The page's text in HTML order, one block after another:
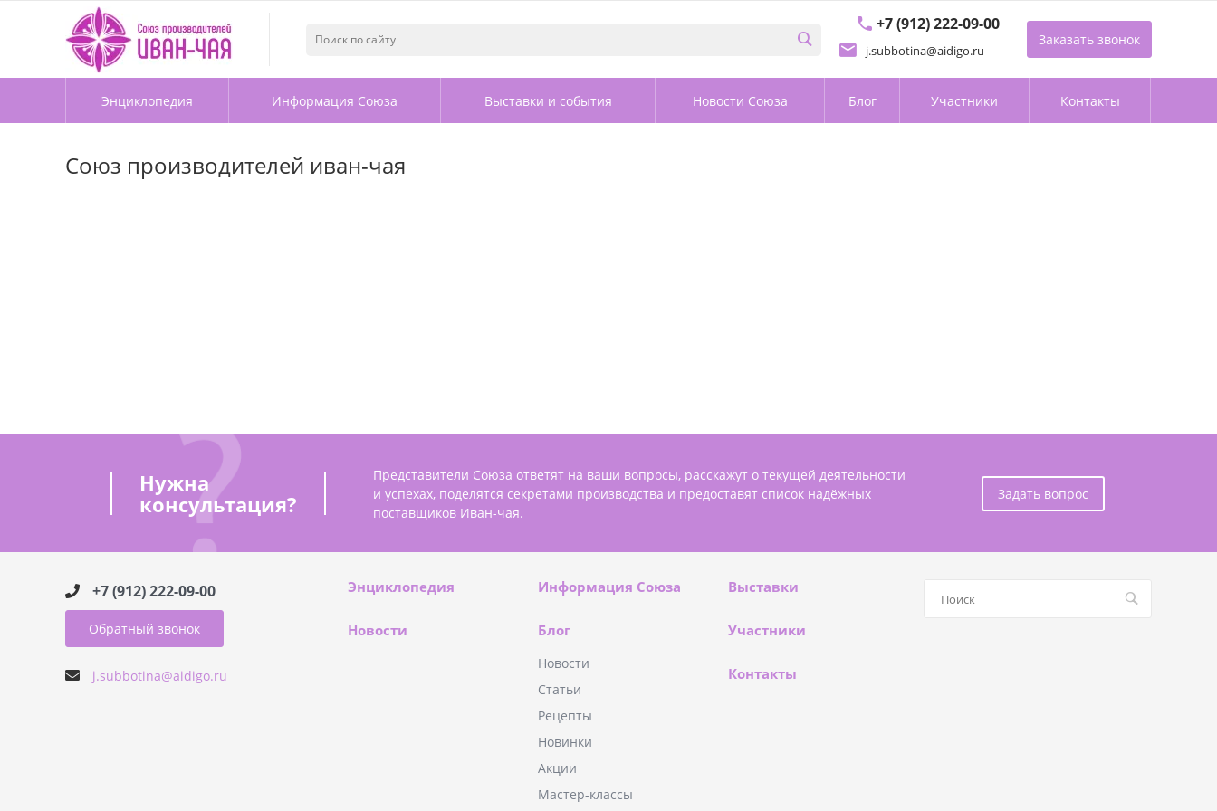
+7 (912) 222-09-00
j.subbotina@aidigo.ru
Заказать звонок
Энциклопедия Информация Союза Выставки и события Новости Союза Блог Участники Контакты
Союз производителей иван-чая
Нужна
консультация?
Представители Союза ответят на ваши вопросы, расскажут о текущей деятельности
и успехах, поделятся секретами производства и предоставят список надёжных
поставщиков Иван-чая.
Задать вопрос
+7 (912) 222-09-00
Обратный звонок
j.subbotina@aidigo.ru
Энциклопедия Информация Союза Выставки
Новости Блог
Новости
Статьи
Рецепты
Новинки
Акции
Мастер-классы
Участники
Контакты